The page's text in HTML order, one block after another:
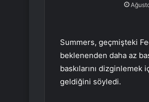
Summers, geçmişteki
beklenenden daha az
baskılarını dizginlemek
geldiğini söyledi.